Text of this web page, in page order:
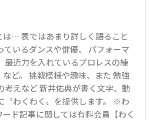
は… 表ではあまり詳しく語ること
ているダンスや俳優、 パフォーマ
最近力を入れているプロレスの練
ど。 挑戦模様や趣味、また 勉強
考えなど 新井佑典が書く文字、動
〝わくわく〟を提供します。 ※わ
ド記事に関しては有料会員【わく